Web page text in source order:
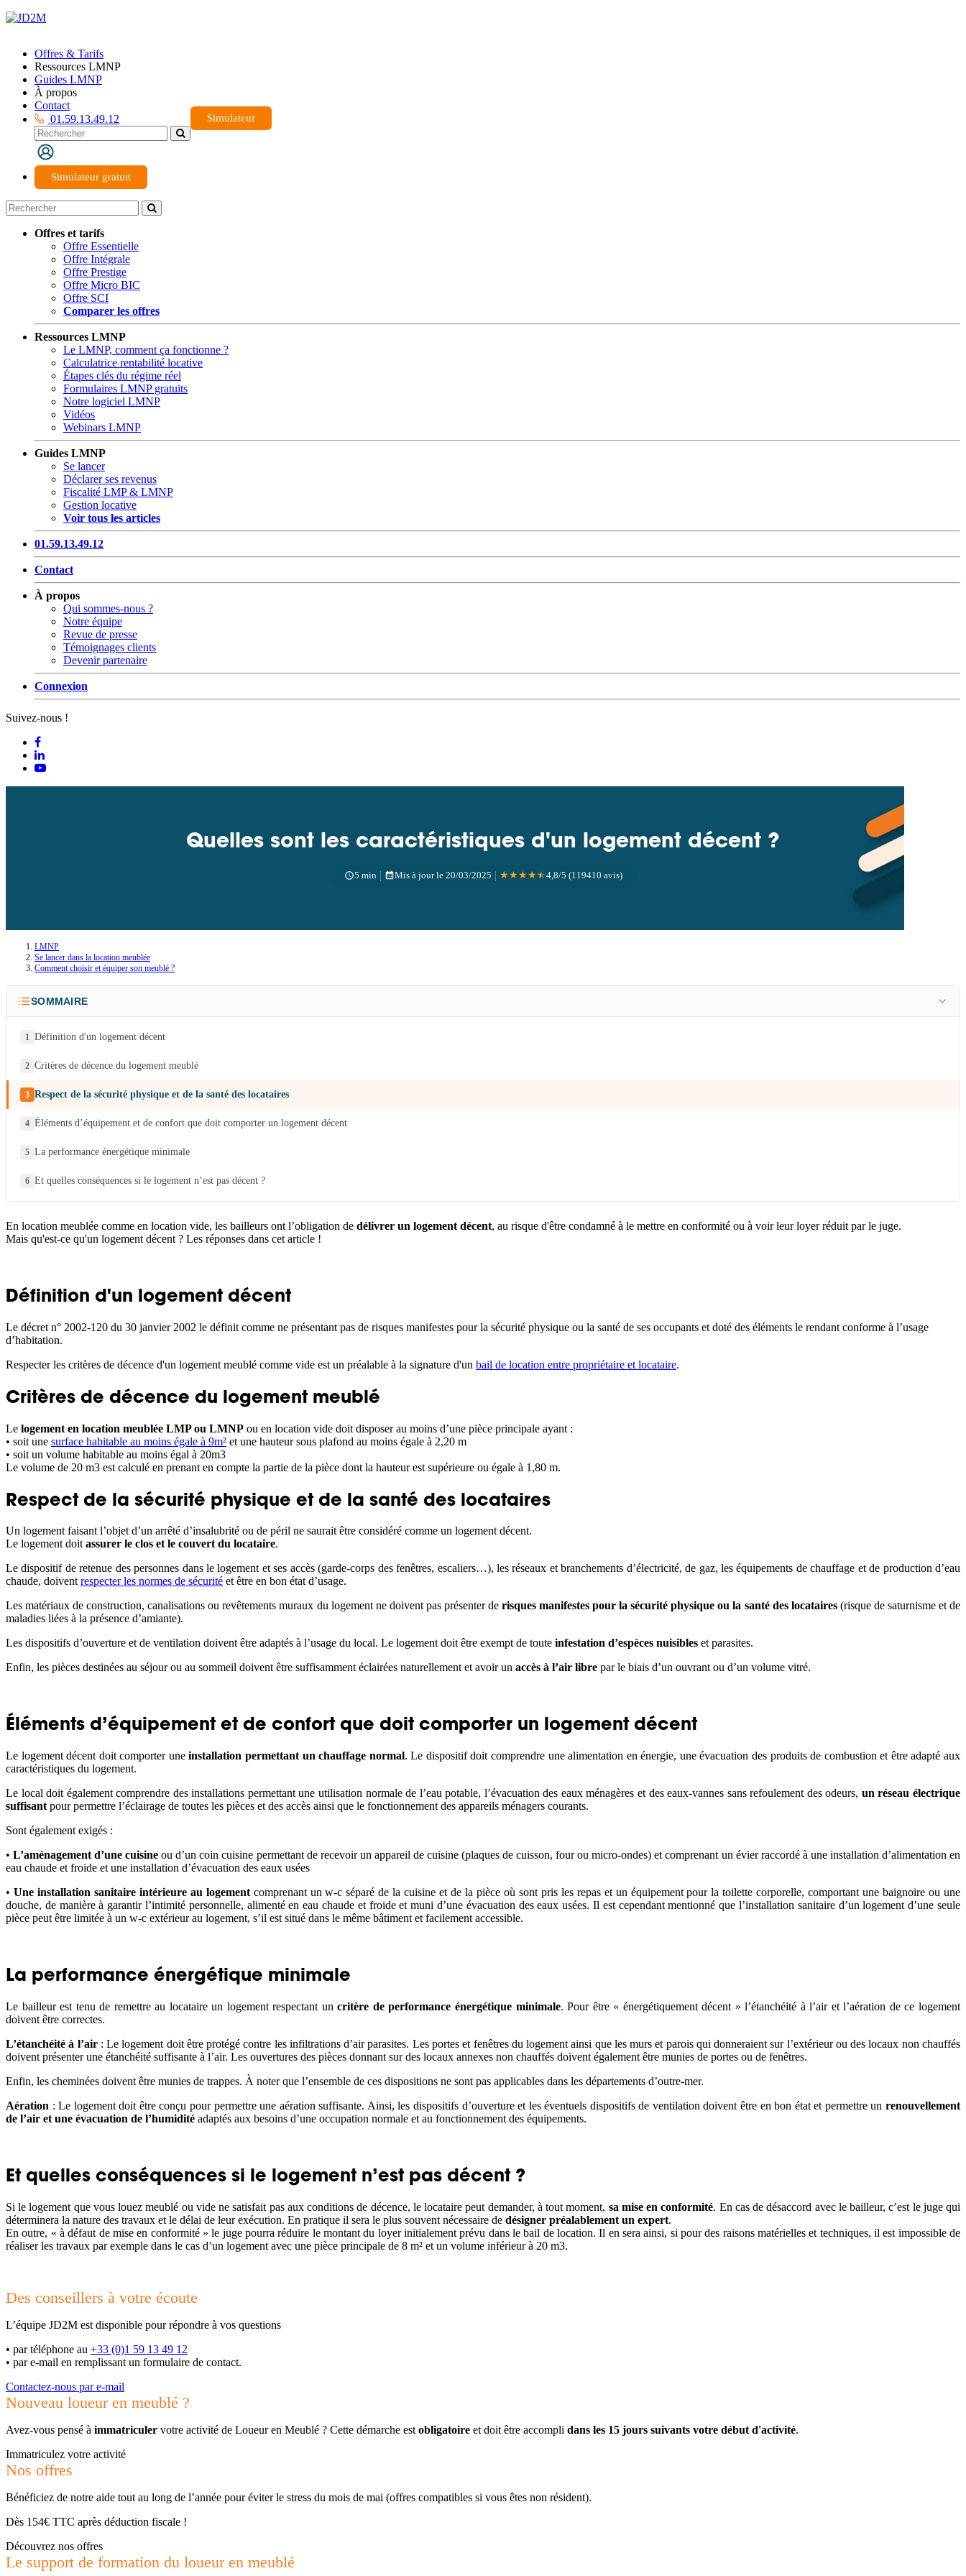
Offres & Tarifs
Ressources LMNP
Guides LMNP
À propos
Contact
01.59.13.49.12
Simulateur gratuit
Simulateur
Offres et tarifs
Offre Essentielle
Offre Intégrale
Offre Prestige
Offre Micro BIC
Offre SCI
Comparer les offres
Ressources LMNP
Le LMNP, comment ça fonctionne ?
Calculatrice rentabilité locative
Étapes clés du régime réel
Formulaires LMNP gratuits
Notre logiciel LMNP
Vidéos
Webinars LMNP
Guides LMNP
Se lancer
Déclarer ses revenus
Fiscalité LMP & LMNP
Gestion locative
Voir tous les articles
01.59.13.49.12
Contact
À propos
Qui sommes-nous ?
Notre équipe
Revue de presse
Témoignages clients
Devenir partenaire
Connexion
Suivez-nous !
Quelles sont les caractéristiques d'un logement décent ?
5 min | Mis à jour le 20/03/2025 | ★★★★★4,8/5 (119410 avis)
LMNP
Se lancer dans la location meublée
Comment choisir et équiper son meublé ?
SOMMAIRE
Définition d'un logement décent
Critères de décence du logement meublé
Respect de la sécurité physique et de la santé des locataires
Éléments d’équipement et de confort que doit comporter un logement décent
La performance énergétique minimale
Et quelles conséquences si le logement n’est pas décent ?
En location meublée comme en location vide, les bailleurs ont l’obligation de délivrer un logement décent, au risque d'être condamné à le mettre en conformité ou à voir leur loyer réduit par le juge.
Mais qu'est-ce qu'un logement décent ? Les réponses dans cet article !
Définition d'un logement décent
Le décret n° 2002-120 du 30 janvier 2002 le définit comme ne présentant pas de risques manifestes pour la sécurité physique ou la santé de ses occupants et doté des éléments le rendant conforme à l’usage
d’habitation.
Respecter les critères de décence d'un logement meublé comme vide est un préalable à la signature d'un bail de location entre propriétaire et locataire.
Critères de décence du logement meublé
Le logement en location meublée LMP ou LMNP ou en location vide doit disposer au moins d’une pièce principale ayant :
• soit une surface habitable au moins égale à 9m² et une hauteur sous plafond au moins égale à 2,20 m
• soit un volume habitable au moins égal à 20m3
Le volume de 20 m3 est calculé en prenant en compte la partie de la pièce dont la hauteur est supérieure ou égale à 1,80 m.
Respect de la sécurité physique et de la santé des locataires
Un logement faisant l’objet d’un arrêté d’insalubrité ou de péril ne saurait être considéré comme un logement décent.
Le logement doitassurer le clos et le couvert du locataire.
Le dispositif de retenue des personnes dans le logement et ses accès (garde-corps des fenêtres, escaliers…), les réseaux et branchements d’électricité, de gaz, les équipements de chauffage et de production d’eau
chaude, doiventrespecter les normes de sécurité et être en bon état d’usage.
Les matériaux de construction, canalisations ou revêtements muraux du logement ne doivent pas présenter de risques manifestes pour la sécurité physique ou la santé des locataires (risque de saturnisme et de
maladies liées à la présence d’amiante).
Les dispositifs d’ouverture et de ventilation doivent être adaptés à l’usage du local. Le logement doit être exempt de toute infestation d’espèces nuisibles et parasites.
Enfin, les pièces destinées au séjour ou au sommeil doivent être suffisamment éclairées naturellement et avoir un accès à l’air libre par le biais d’un ouvrant ou d’un volume vitré.
Éléments d’équipement et de confort que doit comporter un logement décent
Le logement décent doit comporter uneinstallation permettant un chauffage normal. Le dispositif doit comprendre une alimentation en énergie, une évacuation des produits de combustion et être adapté aux
caractéristiques du logement.
Le local doit également comprendre des installations permettant une utilisation normale de l’eau potable, l’évacuation des eaux ménagères et des eaux-vannes sans refoulement des odeurs, un réseau électrique
suffisant pour permettre l’éclairage de toutes les pièces et des accès ainsi que le fonctionnement des appareils ménagers courants.
Sont également exigés :
•L’aménagement d’une cuisineou d’un coin cuisine permettant de recevoir un appareil de cuisine (plaques de cuisson, four ou micro-ondes) et comprenant un évier raccordé à une installation d’alimentation en
eau chaude et froide et une installation d’évacuation des eaux usées
• Une installation sanitaire intérieure au logementcomprenant un w-c séparé de la cuisine et de la pièce où sont pris les repas et un équipement pour la toilette corporelle, comportant une baignoire ou une
douche, de manière à garantir l’intimité personnelle, alimenté en eau chaude et froide et muni d’une évacuation des eaux usées. Il est cependant mentionné que l’installation sanitaire d’un logement d’une seule
pièce peut être limitée à un w-c extérieur au logement, s’il est situé dans le même bâtiment et facilement accessible.
La performance énergétique minimale
Le bailleur est tenu de remettre au locataire un logement respectant uncritère de performance énergétique minimale. Pour être « énergétiquement décent » l’étanchéité à l’air et l’aération de ce logement
doivent être correctes.
L’étanchéité à l’air: Le logement doit être protégé contre les infiltrations d’air parasites. Les portes et fenêtres du logement ainsi que les murs et parois qui donneraient sur l’extérieur ou des locaux non chauffés
doivent présenter une étanchéité suffisante à l’air. Les ouvertures des pièces donnant sur des locaux annexes non chauffés doivent également être munies de portes ou de fenêtres.
Enfin, les cheminées doivent être munies de trappes. À noter que l’ensemble de ces dispositions ne sont pas applicables dans les départements d’outre-mer.
Aération : Le logement doit être conçu pour permettre une aération suffisante. Ainsi, les dispositifs d’ouverture et les éventuels dispositifs de ventilation doivent être en bon état et permettre un renouvellement
de l’air et une évacuation de l’humidité adaptés aux besoins d’une occupation normale et au fonctionnement des équipements.
Et quelles conséquences si le logement n’est pas décent ?
Si le logement que vous louez meublé ou vide ne satisfait pas aux conditions de décence, le locataire peut demander, à tout moment, sa mise en conformité. En cas de désaccord avec le bailleur, c’est le juge qui
déterminera la nature des travaux et le délai de leur exécution. En pratique il sera le plus souvent nécessaire de désigner préalablement un expert.
En outre, « à défaut de mise en conformité » le juge pourra réduire le montant du loyer initialement prévu dans le bail de location. Il en sera ainsi, si pour des raisons matérielles et techniques, il est impossible de
réaliser les travaux par exemple dans le cas d’un logement avec une pièce principale de 8 m² et un volume inférieur à 20 m3.
Des conseillers à votre écoute
L’équipe JD2M est disponible pour répondre à vos questions
• par téléphone au +33 (0)1 59 13 49 12
• par e-mail en remplissant un formulaire de contact.
Contactez-nous par e-mail
Nouveau loueur en meublé ?
Avez-vous pensé à immatriculer votre activité de Loueur en Meublé ? Cette démarche est obligatoire et doit être accompli dans les 15 jours suivants votre début d'activité.
Immatriculez votre activité
Nos offres
Bénéficiez de notre aide tout au long de l’année pour éviter le stress du mois de mai (offres compatibles si vous êtes non résident).
Dès 154€ TTC après déduction fiscale !
Découvrez nos offres
Le support de formation du loueur en meublé